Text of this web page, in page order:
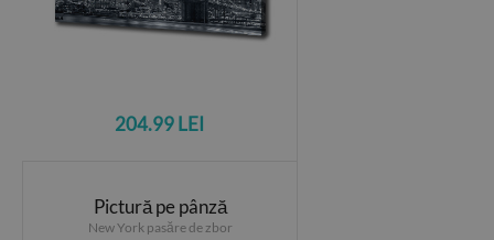
204.99 LEI
Pictură pe pânză
New York pasăre de zbor